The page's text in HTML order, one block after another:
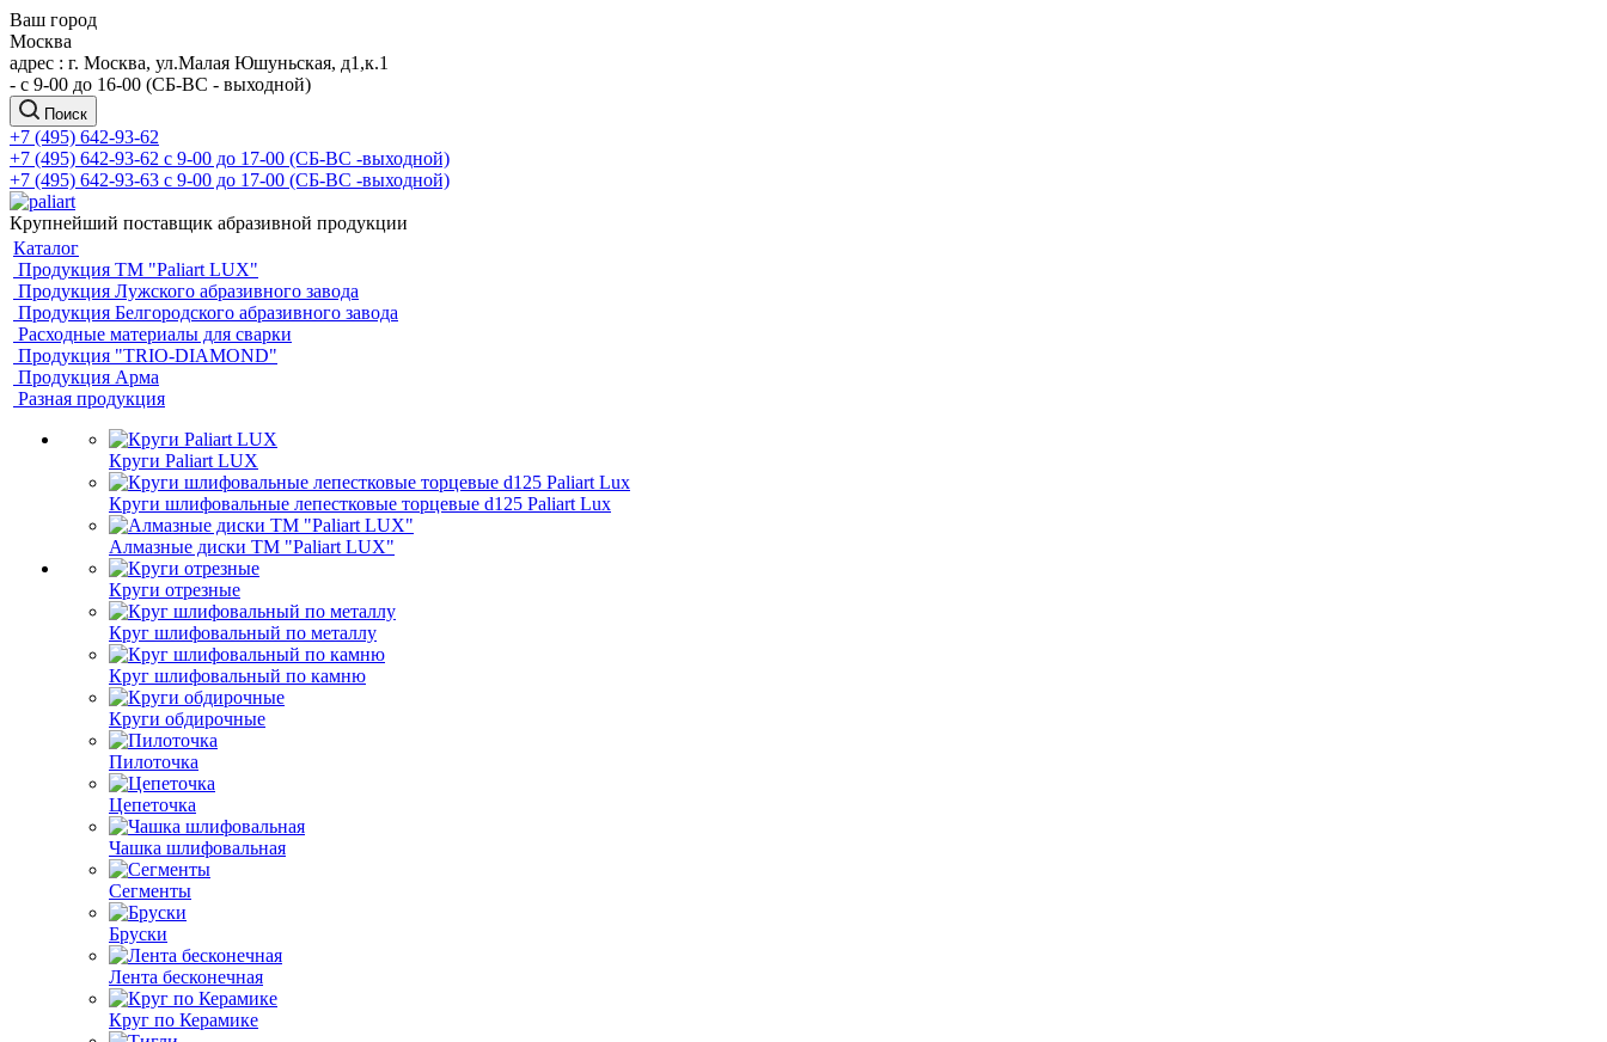
Ваш город
Москва
адрес : г. Москва, ул.Малая Юшуньская, д1,к.1
- c 9-00 до 16-00 (СБ-ВС - выходной)
Поиск
+7 (495) 642-93-62
+7 (495) 642-93-62 c 9-00 до 17-00 (СБ-ВС -выходной)
+7 (495) 642-93-63 c 9-00 до 17-00 (СБ-ВС -выходной)
Крупнейший поставщик абразивной продукции
Каталог
Продукция ТМ "Paliart LUX"
Продукция Лужского абразивного завода
Продукция Белгородского абразивного завода
Расходные материалы для сварки
Продукция "TRIO-DIAMOND"
Продукция Арма
Разная продукция
Круги Paliart LUX
Круги шлифовальные лепестковые торцевые d125 Paliart Lux
Алмазные диски ТМ "Paliart LUX"
Круги отрезные
Круг шлифовальный по металлу
Круг шлифовальный по камню
Круги обдирочные
Пилоточка
Цепеточка
Чашка шлифовальная
Сегменты
Бруски
Лента бесконечная
Круг по Керамике